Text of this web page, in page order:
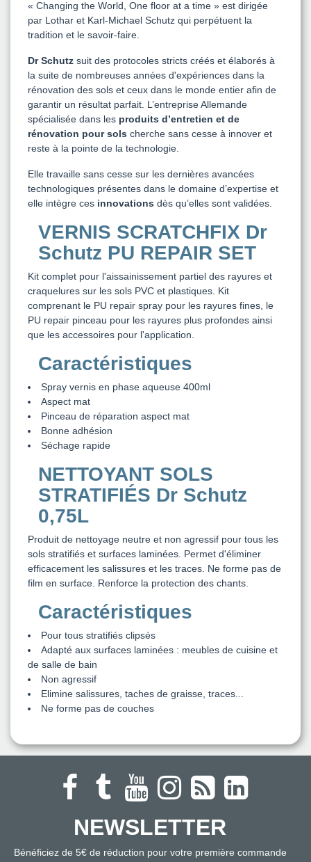
« Changing the World, One floor at a time » est dirigée
par Lothar et Karl-Michael Schutz qui perpétuent la
tradition et le savoir-faire.
Dr Schutz suit des protocoles stricts créés et élaborés à
la suite de nombreuses années d'expériences dans la
rénovation des sols et ceux dans le monde entier afin de
garantir un résultat parfait. L’entreprise Allemande
spécialisée dans les produits d’entretien et de
rénovation pour sols cherche sans cesse à innover et
reste à la pointe de la technologie.
Elle travaille sans cesse sur les dernières avancées
technologiques présentes dans le domaine d’expertise et
elle intègre ces innovations dès qu’elles sont validées.
VERNIS SCRATCHFIX Dr
Schutz PU REPAIR SET
Kit complet pour l'aissainissement partiel des rayures et
craquelures sur les sols PVC et plastiques. Kit
comprenant le PU repair spray pour les rayures fines, le
PU repair pinceau pour les rayures plus profondes ainsi
que les accessoires pour l'application.
Caractéristiques
Spray vernis en phase aqueuse 400ml
Aspect mat
Pinceau de réparation aspect mat
Bonne adhésion
Séchage rapide
NETTOYANT SOLS
STRATIFIÉS Dr Schutz
0,75L
Produit de nettoyage neutre et non agressif pour tous les
sols stratifiés et surfaces laminées. Permet d'éliminer
efficacement les salissures et les traces. Ne forme pas de
film en surface. Renforce la protection des chants.
Caractéristiques
Pour tous stratifiés clipsés
Adapté aux surfaces laminées : meubles de cuisine et
de salle de bain
Non agressif
Elimine salissures, taches de graisse, traces...
Ne forme pas de couches
NEWSLETTER
Bénéficiez de 5€ de réduction pour votre première commande